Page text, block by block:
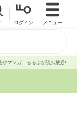
ログイン メニュー
マンガ、るるぶが読み放題!